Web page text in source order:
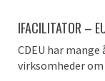
IFACILITATOR –
CDEU har
virksomheder